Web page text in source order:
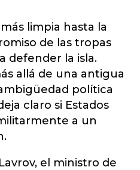
limpia hasta la
de las tropas
defender la isla.
allá de una antigua
política
claro si Estados
a un
el ministro de